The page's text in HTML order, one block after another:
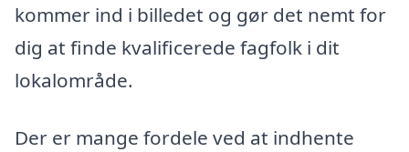
kommer ind i billedet og gør det nemt for
dig at finde kvalificerede fagfolk i dit
lokalområde.
Der er mange fordele ved at indhente